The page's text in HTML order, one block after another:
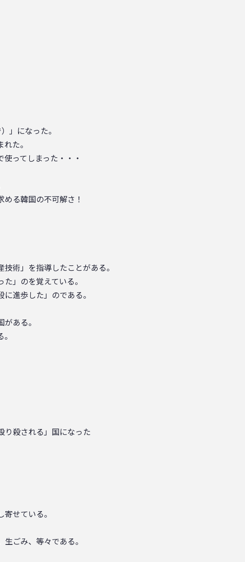
」になった。
た。
ってしまった・・・
る韓国の不可解さ！
術」を指導したことがある。
」のを覚えている。
進歩した」のである。
ある。
り殺される」国になった
せている。
ごみ、等々である。